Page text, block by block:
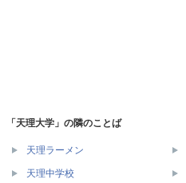
「天理大学」の隣のことば
天理ラーメン
天理中学校